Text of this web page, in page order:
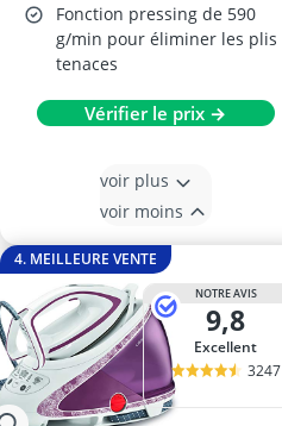
Fonction pressing de 590
g/min pour éliminer les plis
tenaces
Vérifier le prix →
voir plus
voir moins
4. MEILLEURE VENTE
NOTRE AVIS
9,8
Excellent
3247